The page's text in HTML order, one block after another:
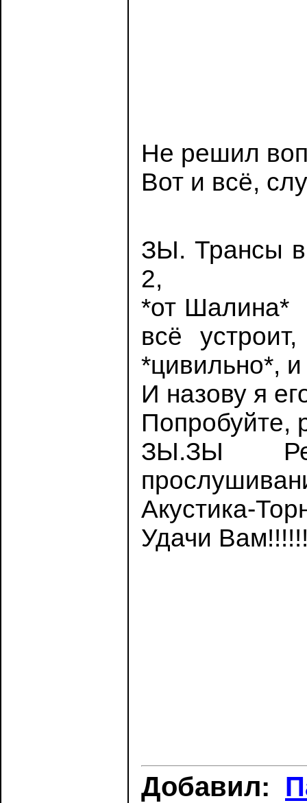
Не решил
Вот и всё,
ЗЫ. Трансы
2,
*от Шалина*
всё
*цивильно*,
И назову я
Попробуйте,
ЗЫ.ЗЫ
Акустика-
Удачи
Добавил: